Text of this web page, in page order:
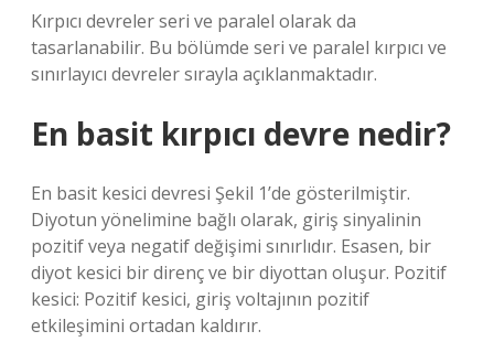
Kırpıcı devreler seri ve paralel olarak da
tasarlanabilir. Bu bölümde seri ve paralel kırpıcı ve
sınırlayıcı devreler sırayla açıklanmaktadır.
En basit kırpıcı devre nedir?
En basit kesici devresi Şekil 1’de gösterilmiştir.
Diyotun yönelimine bağlı olarak, giriş sinyalinin
pozitif veya negatif değişimi sınırlıdır. Esasen, bir
diyot kesici bir direnç ve bir diyottan oluşur. Pozitif
kesici: Pozitif kesici, giriş voltajının pozitif
etkileşimini ortadan kaldırır.